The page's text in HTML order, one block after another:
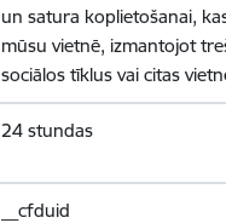
un satura koplietošanai,
mūsu vietnē, izmantojot
sociālos tīklus vai citas
24 stundas
__cfduid